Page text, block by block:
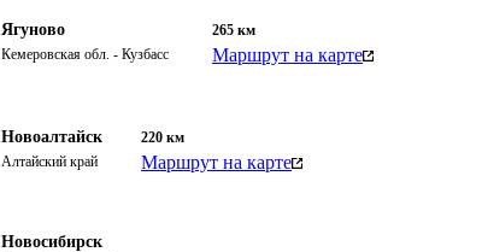
Ягуново
Кемеровская обл. - Кузбасс
265 км
Маршрут на карте
Новоалтайск
Алтайский край
220 км
Маршрут на карте
Новосибирск